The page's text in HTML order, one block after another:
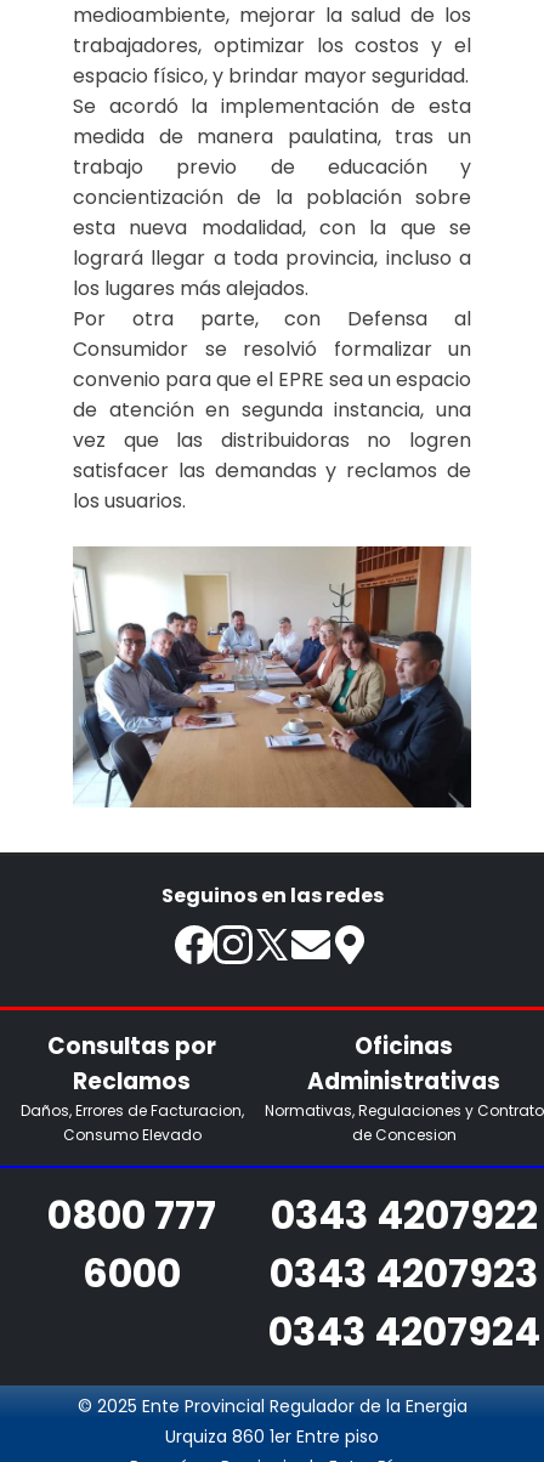
medioambiente, mejorar la salud de los
trabajadores, optimizar los costos y el
espacio físico, y brindar mayor seguridad.
Se acordó la implementación de esta
medida de manera paulatina, tras un
trabajo previo de educación y
concientización de la población sobre
esta nueva modalidad, con la que se
logrará llegar a toda provincia, incluso a
los lugares más alejados.
Por otra parte, con Defensa al
Consumidor se resolvió formalizar un
convenio para que el EPRE sea un espacio
de atención en segunda instancia, una
vez que las distribuidoras no logren
satisfacer las demandas y reclamos de
los usuarios.
Seguinos en las redes
Consultas por
Reclamos
Daños, Errores de Facturacion,
Consumo Elevado
0800 777
6000
Oficinas
Administrativas
Normativas, Regulaciones y Contrato
de Concesion
0343 4207922
0343 4207923
0343 4207924
© 2025 Ente Provincial Regulador de la Energia
Urquiza 860 1er Entre piso